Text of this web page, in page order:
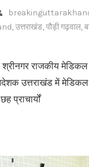
,उत्तराखंड,पौड़ी गढ़वाल,
राजकीय
उत्तराखंड में
प्राचार्यों